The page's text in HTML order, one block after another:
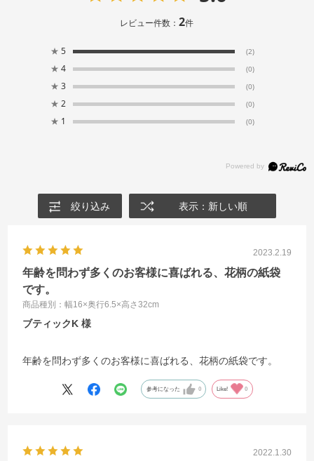
レビュー件数：2件
★ 5 (2)
★ 4 (0)
★ 3 (0)
★ 2 (0)
★ 1 (0)
絞り込み 表示：新しい順
2023.2.19
年齢を問わず多くのお客様に喜ばれる、花柄の紙袋
です。
商品種別：幅16×奥行6.5×高さ32cm
ブティックK
年齢を問わず多くのお客様に喜ばれる、花柄の紙袋です。
参考になった 0 Like! 0
2022.1.30